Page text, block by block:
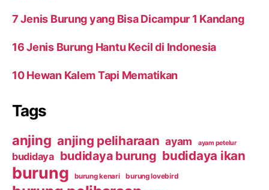
7 Jenis Burung yang Bisa Dicampur 1 Kandang
16 Jenis Burung Hantu Kecil di Indonesia
10 Hewan Kalem Tapi Mematikan
Tags
anjing anjing peliharaan ayam ayam petelur
budidaya budidaya burung budidaya ikan
burung burung kenari burung lovebird